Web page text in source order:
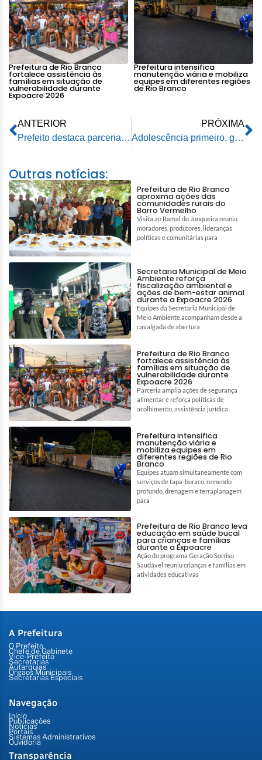
Prefeitura de Rio Branco
fortalece assistência às
famílias em situação de
vulnerabilidade durante
Expoacre 2026
Prefeitura intensifica
manutenção viária e mobiliza
equipes em diferentes regiões
de Rio Branco
ANTERIOR
Prefeito destaca parceria entre poder público e instituições filantrópicas em apoio à Casa de Apoio mantida pela Maçonaria
PRÓXIMA
Adolescência primeiro, gravidez depois: Prefeitura de Rio Branco promove capacitação e mutirão inédito para prevenir gravidez precoce
Outras notícias:
Prefeitura de Rio Branco
aproxima ações das
comunidades rurais do
Barro Vermelho
Visita ao Ramal do Junqueira reuniu
moradores, produtores, lideranças
políticas e comunitárias para
Secretaria Municipal de Meio
Ambiente reforça
fiscalização ambiental e
ações de bem-estar animal
durante a Expoacre 2026
Equipes da Secretaria Municipal de
Meio Ambiente acompanham desde a
cavalgada de abertura
Prefeitura de Rio Branco
fortalece assistência às
famílias em situação de
vulnerabilidade durante
Expoacre 2026
Parceria amplia ações de segurança
alimentar e reforça políticas de
acolhimento, assistência jurídica
Prefeitura intensifica
manutenção viária e
mobiliza equipes em
diferentes regiões de Rio
Branco
Equipes atuam simultaneamente com
serviços de tapa-buraco, remendo
profundo, drenagem e terraplanagem
para
Prefeitura de Rio Branco leva
educação em saúde bucal
para crianças e famílias
durante a Expoacre
Ação do programa Geração Sorriso
Saudável reuniu crianças e famílias em
atividades educativas
A Prefeitura
O Prefeito
Chefe de Gabinete
Vice-Prefeito
Secretarias
Autarquias
Órgãos Municipais
Secretarias Especiais
Navegação
Início
Publicações
Notícias
Portais
Sistemas Administrativos
Ouvidoria
Transparência